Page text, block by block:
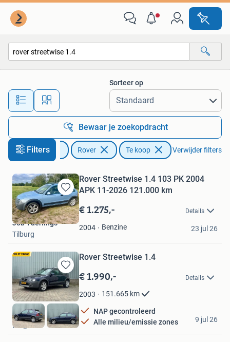
Alle afstanden…
Sorteer op
Bewaar je zoekopdracht
Filters
Auto's Rover Te koop Verwijder filters
Bewaren
in
Mijn
Favorieten
Rover Streetwise 1.4 103 PK 2004
APK 11-2026 121.000 km
€ 1.275,- Details
2004 Benzine
Job Tuerlings
Tilburg
23 jul 26
Bewaren
in
Mijn
Favorieten
Rover Streetwise 1.4
€ 1.990,- Details
2003 151.665 km
NAP gecontroleerd
Alle milieu/emissie zones
Linocars
Bergen L
9 jul 26